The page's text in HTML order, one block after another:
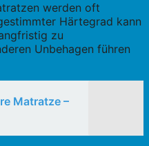
werden oft
Härtegrad kann
zu
Unbehagen führen
Matratze –